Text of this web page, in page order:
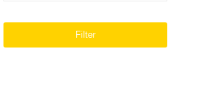
Filter